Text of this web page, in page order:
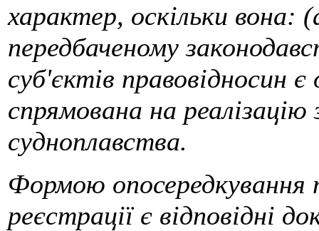
характер, оскільки вона:
передбаченому
суб'єктів правовідносин
спрямована на
судноплавства.
Формою опосередкування
реєстрації є відповідні